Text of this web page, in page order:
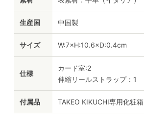
生産国 中国製
サイズ W:7×H:10.6×D:0.4cm
仕様
カード室:2
伸縮リールストラップ：1
付属品 TAKEO KIKUCHI専用化粧箱